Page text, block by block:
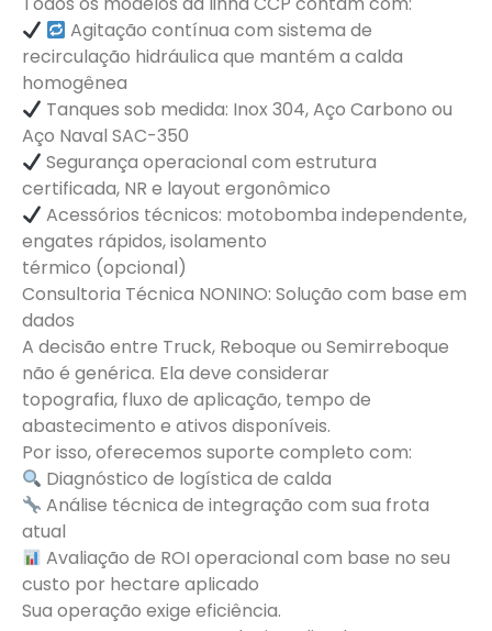
Agitação contínua com sistema de
recirculação hidráulica que mantém a calda
homogênea​
Tanques sob medida: Inox 304, Aço Carbono ou
Aço Naval SAC-350​
Segurança operacional com estrutura
certificada, NR e layout ergonômico​
Acessórios técnicos: motobomba independente,
engates rápidos, isolamento
térmico (opcional)
Consultoria Técnica NONINO: Solução com base em
dados
A decisão entre Truck, Reboque ou Semirreboque
não é genérica. Ela deve considerar
topografia, fluxo de aplicação, tempo de
abastecimento e ativos disponíveis.
Por isso, oferecemos suporte completo com:
Diagnóstico de logística de calda​
Análise técnica de integração com sua frota
atual​
Avaliação de ROI operacional com base no seu
custo por hectare aplicado
Sua operação exige eficiência.